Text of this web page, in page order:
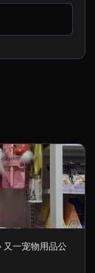
一宠物用品公